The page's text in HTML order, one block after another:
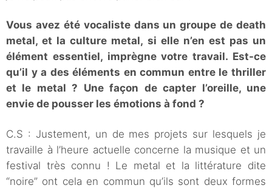
Vous avez été vocaliste dans un groupe de death
metal, et la culture metal, si elle n’en est pas un
élément essentiel, imprègne votre travail. Est-ce
qu’il y a des éléments en commun entre le thriller
et le metal ? Une façon de capter l’oreille, une
envie de pousser les émotions à fond ?
C.S : Justement, un de mes projets sur lesquels je
travaille à l’heure actuelle concerne la musique et un
festival très connu ! Le metal et la littérature dite
“noire” ont cela en commun qu’ils sont deux formes